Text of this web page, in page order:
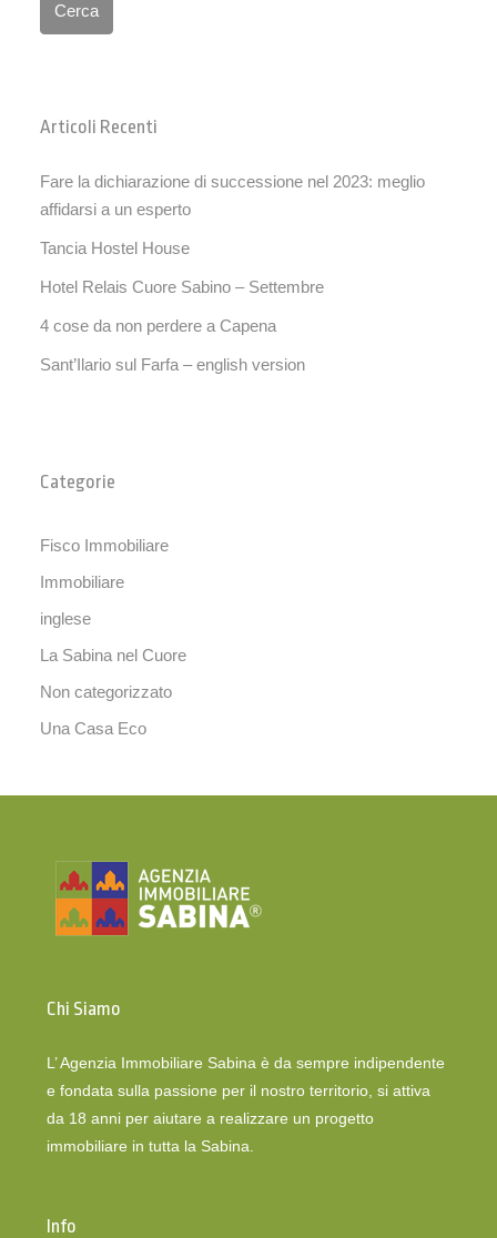
Cerca
Articoli Recenti
Fare la dichiarazione di successione nel 2023: meglio
affidarsi a un esperto
Tancia Hostel House
Hotel Relais Cuore Sabino – Settembre
4 cose da non perdere a Capena
Sant’Ilario sul Farfa – english version
Categorie
Fisco Immobiliare
Immobiliare
inglese
La Sabina nel Cuore
Non categorizzato
Una Casa Eco
Chi Siamo
L’ Agenzia Immobiliare Sabina è da sempre indipendente
e fondata sulla passione per il nostro territorio, si attiva
da 18 anni per aiutare a realizzare un progetto
immobiliare in tutta la Sabina.
Info